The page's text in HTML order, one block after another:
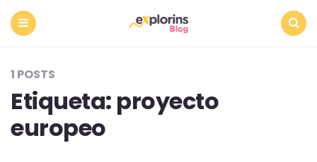
1 POSTS
Etiqueta: proyecto
europeo